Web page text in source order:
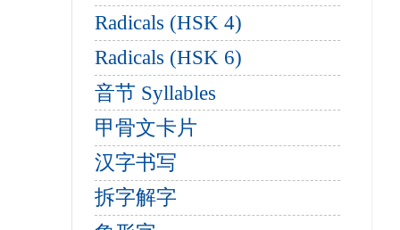
Radicals (HSK 4)
Radicals (HSK 6)
音节 Syllables
甲骨文卡片
汉字书写
拆字解字